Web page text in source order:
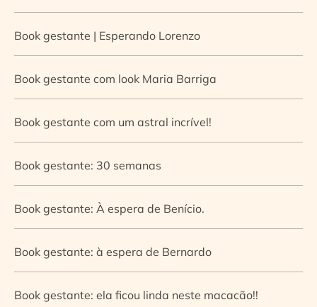
Book gestante | Esperando Lorenzo
Book gestante com look Maria Barriga
Book gestante com um astral incrível!
Book gestante: 30 semanas
Book gestante: À espera de Benício.
Book gestante: à espera de Bernardo
Book gestante: ela ficou linda neste macacão!!